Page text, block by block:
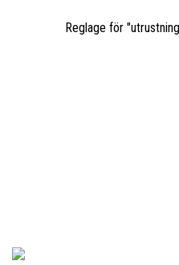
Reglage för